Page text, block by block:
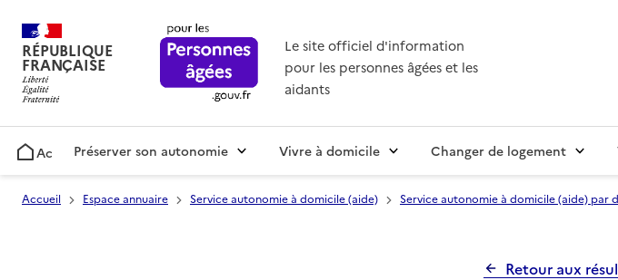
RÉPUBLIQUE
FRANÇAISE
Le site officiel d'information
pour les personnes âgées et les
aidants
AccueilPréserver son autonomie Vivre à domicile Changer de logement
Accueil Espace annuaire Service autonomie à domicile (aide) Service autonomie à domicile (aide) par
Retour aux